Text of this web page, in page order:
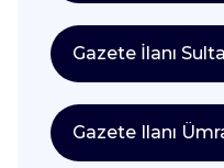
Gazete İlanı
Gazete Ilanı